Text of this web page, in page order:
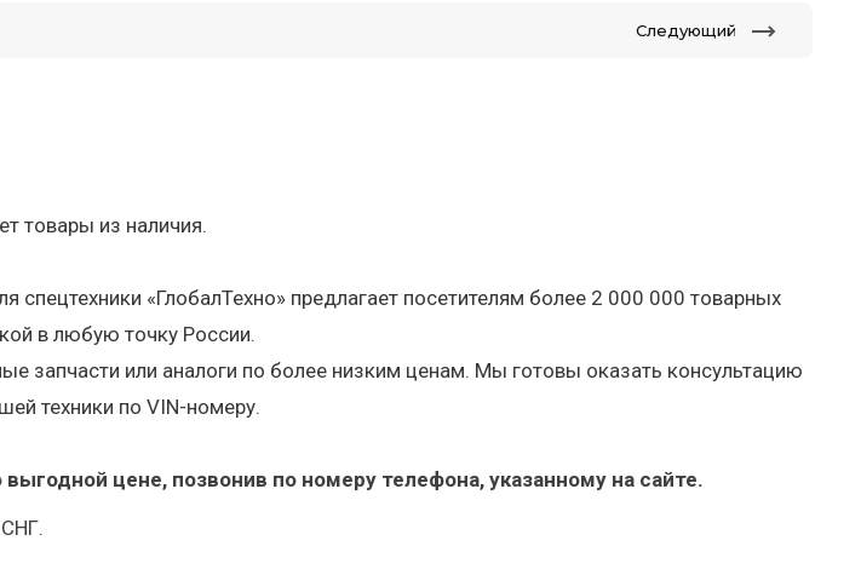
Следующий
товары из наличия.
спецтехники «ГлобалТехно» предлагает посетителям более 2 000 000 товарных
в любую точку России.
запчасти или аналоги по более низким ценам. Мы готовы оказать консультацию
техники по VIN-номеру.
выгодной цене, позвонив по номеру телефона, указанному на сайте.